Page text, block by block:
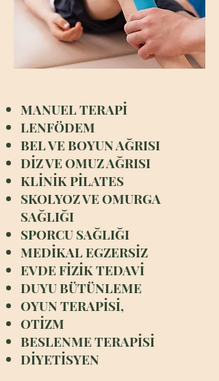
MANUEL TERAPİ
LENFÖDEM
BEL VE BOYUN AĞRISI
DİZ VE OMUZ AĞRISI
KLİNİK PİLATES
SKOLYOZ VE OMURGA
SAĞLIĞI
SPORCU SAĞLIĞI
MEDİKAL EGZERSİZ
EVDE FİZİK TEDAVİ
DUYU BÜTÜNLEME
OYUN TERAPİSİ,
OTİZM
BESLENME TERAPİSİ
DİYETİSYEN